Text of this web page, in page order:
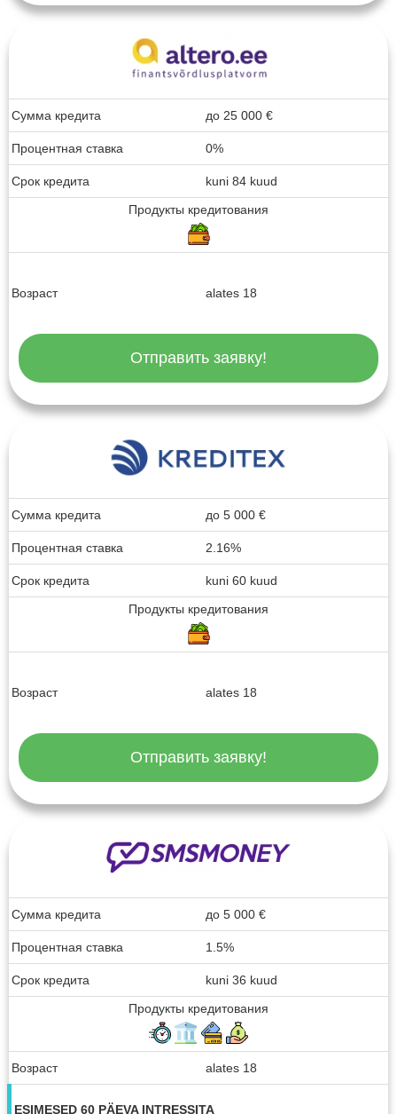
Сумма кредита до 25 000 €
Процентная ставка 0%
Срок кредита
kuni 84 kuud
Продукты кредитования
Возраст alates 18
Отправить заявку!
Сумма кредита до 5 000 €
Процентная ставка 2.16%
Срок кредита
kuni 60 kuud
Продукты кредитования
Возраст alates 18
Отправить заявку!
Сумма кредита до 5 000 €
Процентная ставка 1.5%
Срок кредита
kuni 36 kuud
Продукты кредитования
Возраст alates 18
ESIMESED 60 PÄEVA INTRESSITA